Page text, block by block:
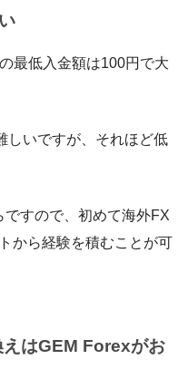
最低入金額は100円で大
しいですが、それほど低
すので、初めて海外FX
から経験を積むことが可
はGEM Forexがお